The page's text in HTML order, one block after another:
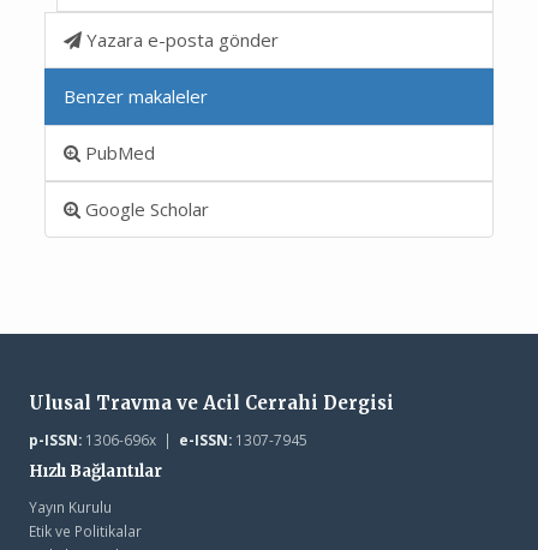
Yazara e-posta gönder
Benzer makaleler
PubMed
Google Scholar
Ulusal Travma ve Acil Cerrahi Dergisi
p-ISSN:1306-696x | e-ISSN:1307-7945
Hızlı Bağlantılar
Yayın Kurulu
Etik ve Politikalar